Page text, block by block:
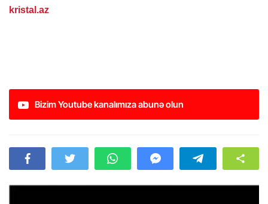
kristal.az
Bizim Youtube kanalımıza abunə olun